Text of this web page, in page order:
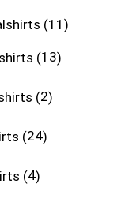
11
13
2
24
4